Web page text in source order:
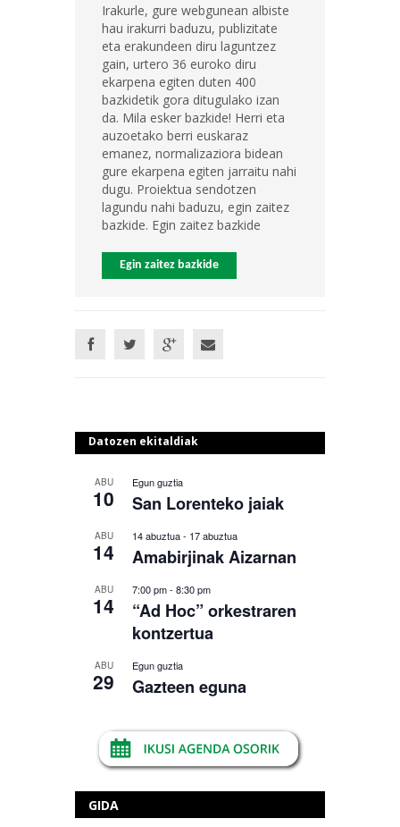
Irakurle, gure webgunean albiste
hau irakurri baduzu, publizitate
eta erakundeen diru laguntzez
gain, urtero 36 euroko diru
ekarpena egiten duten 400
bazkidetik gora ditugulako izan
da. Mila esker bazkide! Herri eta
auzoetako berri euskaraz
emanez, normalizaziora bidean
gure ekarpena egiten jarraitu nahi
dugu. Proiektua sendotzen
lagundu nahi baduzu, egin zaitez
bazkide. Egin zaitez bazkide
Egin zaitez bazkide
Datozen ekitaldiak
ABU
10
Egun guztia
San Lorenteko jaiak
ABU
14
14 abuztua- 17 abuztua
Amabirjinak Aizarnan
ABU
14
7:00 pm- 8:30 pm
“Ad Hoc” orkestraren
kontzertua
ABU
29
Egun guztia
Gazteen eguna
GIDA